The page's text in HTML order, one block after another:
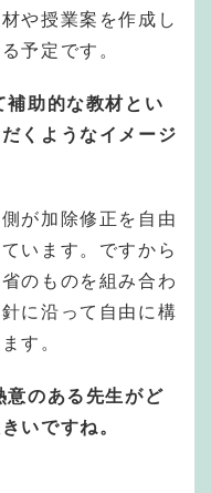
や授業案を作成し
予定です。
助的な教材とい
くようなイメージ
が加除修正を自由
います。ですから
のものを組み合わ
に沿って自由に構
す。
のある先生がど
いですね。